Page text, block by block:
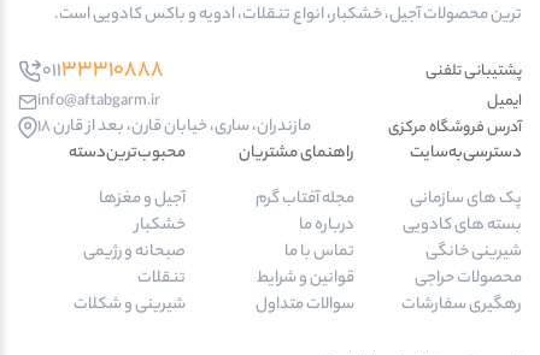
ترین محصولات آجیل، خشکبار، انواع تنقلات، ادویه و باکس کادویی است.
پشتیبانی تلفنی 01133310888
ایمیل
info@aftabgarm.ir
آدرس‌ فروشگاه مرکزی
مازندران، ساری، خیابان قارن، بعد از قارن 18
دسترسی‌به‌سایت
پک های سازمانی
بسته های کادویی
شیرینی خانگی
محصولات حراجی
رهگیری سفارشات
راهنمای مشتریان
مجله آفتاب گرم
درباره ما
تماس با ما
قوانین و شرایط
سوالات متداول
محبوب‌ترین‌دسته‌
آجیل و مغزها
خشکبار
صبحانه و رژیمی
تنقلات
شیرینی و شکلات